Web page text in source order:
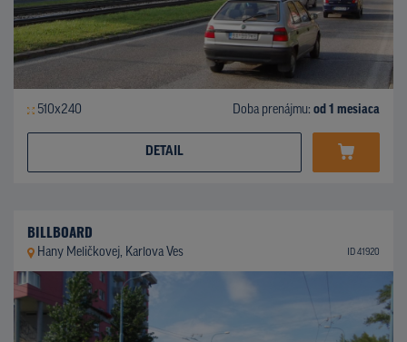
510x240 Doba prenájmu: od 1 mesiaca
DETAIL
BILLBOARD
Hany Meličkovej, Karlova Ves ID 41920